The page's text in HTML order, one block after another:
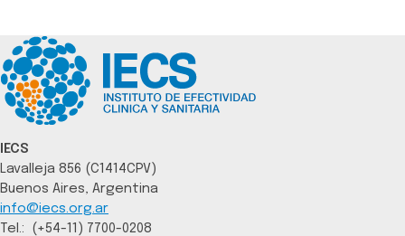
IECS
Lavalleja 856 (C1414CPV)
Buenos Aires, Argentina
info@iecs.org.ar
Tel.: (+54-11) 7700-0208